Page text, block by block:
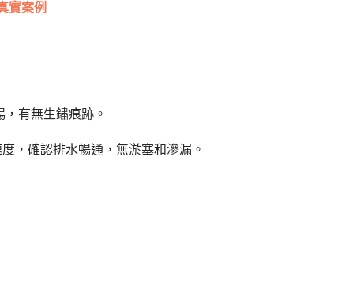
實案例
有無生鏽痕跡。
，確認排水暢通，無淤塞和滲漏。